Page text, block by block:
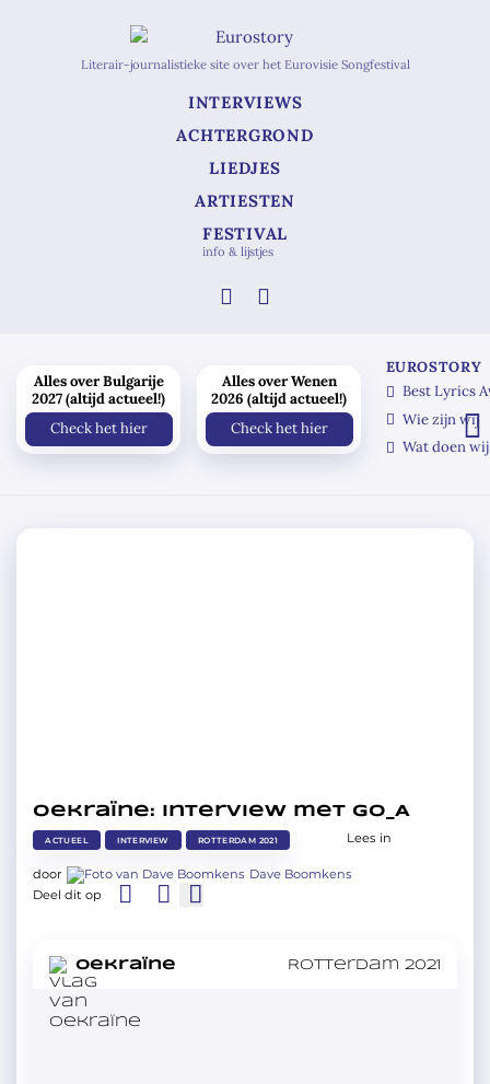
Literair-journalistieke site over het Eurovisie Songfestival
INTERVIEWS
ACHTERGROND
LIEDJES
ARTIESTEN
FESTIVAL
info & lijstjes
Oekraïne: Interview met Go_A
ACTUEEL INTERVIEW ROTTERDAM 2021 Lees in
door
Dave Boomkens
Deel dit op
Oekraïne
in Rotterdam 2021
Alles over Bulgarije
2027 (altijd actueel!)
Check het hier
Alles over Wenen
2026 (altijd actueel!)
Check het hier
EUROSTORY
Best Lyrics
Wie zijn wij
Wat doen wij